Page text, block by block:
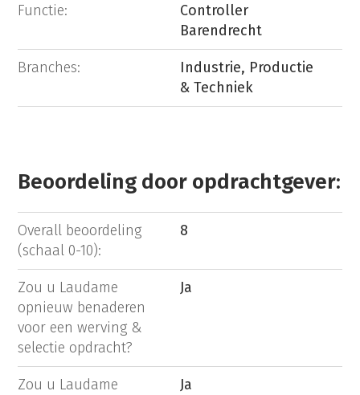
Functie:
Controller
Barendrecht
Branches:
Industrie, Productie
& Techniek
Beoordeling door opdrachtgever:
Overall beoordeling
(schaal 0-10):
8
Zou u Laudame
opnieuw benaderen
voor een werving &
selectie opdracht?
Ja
Zou u Laudame
Ja